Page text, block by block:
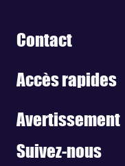
Contact
Accès rapides
Avertissement
Suivez-nous